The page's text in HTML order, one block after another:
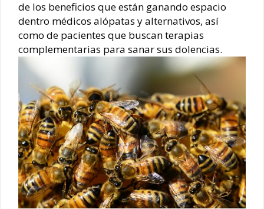
de los beneficios que están ganando espacio
dentro médicos alópatas y alternativos, así
como de pacientes que buscan terapias
complementarias para sanar sus dolencias.